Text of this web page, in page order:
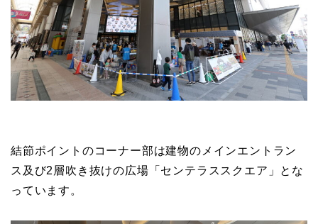
結節ポイントのコーナー部は建物のメインエントラン
ス及び2層吹き抜けの広場「センテラススクエア」とな
っています。